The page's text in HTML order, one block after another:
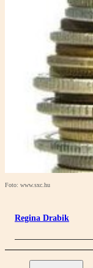
Foto: www.sxc.hu
Regina Drabik